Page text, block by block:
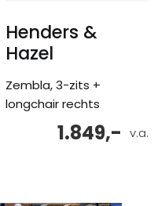
Henders &
Hazel
Zembla, 3-zits +
longchair rechts
v.a.
1.849,-